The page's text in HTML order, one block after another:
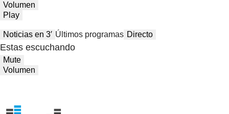
Volumen
Play
Noticias en 3′ Últimos programas Directo
Estas escuchando
Mute
Volumen